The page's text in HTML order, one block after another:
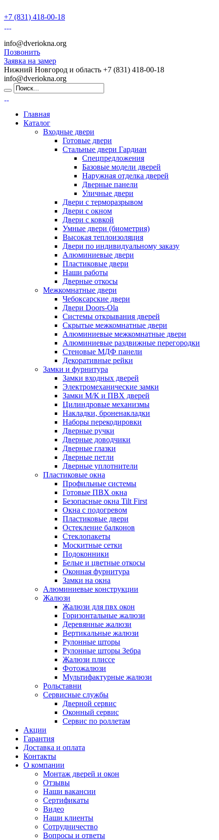
+7 (831) 418-00-18
info@dveriokna.org
Позвонить
Заявка на замер
Нижний Новгород и область +7 (831) 418-00-18
info@dveriokna.org
Главная
Каталог
Входные двери
Готовые двери
Стальные двери Гардиан
Спецпредложения
Базовые модели дверей
Наружная отделка дверей
Дверные панели
Уличные двери
Двери с терморазрывом
Двери с окном
Двери с ковкой
Умные двери (биометрия)
Высокая теплоизоляция
Двери по индивидуальному заказу
Алюминиевые двери
Пластиковые двери
Наши работы
Дверные откосы
Межкомнатные двери
Чебоксарские двери
Двери Doors-Ola
Системы открывания дверей
Скрытые межкомнатные двери
Алюминиевые межкомнатные двери
Алюминиевые раздвижные перегородки
Стеновые МДФ панели
Декоративные рейки
Замки и фурнитура
Замки входных дверей
Электромеханические замки
Замки М/К и ПВХ дверей
Цилиндровые механизмы
Накладки, броненакладки
Наборы перекодировки
Дверные ручки
Дверные доводчики
Дверные глазки
Дверные петли
Дверные уплотнители
Пластиковые окна
Профильные системы
Готовые ПВХ окна
Безопасные окна Tilt First
Окна с подогревом
Пластиковые двери
Остекление балконов
Стеклопакеты
Москитные сетки
Подоконники
Белые и цветные откосы
Оконная фурнитура
Замки на окна
Алюминиевые конструкции
Жалюзи
Жалюзи для пвх окон
Горизонтальные жалюзи
Деревянные жалюзи
Вертикальные жалюзи
Рулонные шторы
Рулонные шторы Зебра
Жалюзи плиссе
Фотожалюзи
Мультифактурные жалюзи
Рольставни
Сервисные службы
Дверной сервис
Оконный сервис
Сервис по роллетам
Акции
Гарантия
Доставка и оплата
Контакты
О компании
Монтаж дверей и окон
Отзывы
Наши вакансии
Сертификаты
Видео
Наши клиенты
Сотрудничество
Вопросы и ответы